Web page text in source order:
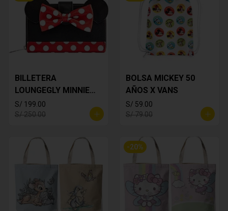
BILLETERA
LOUNGEGLY MINNIE
MOUSE
S/ 199.00
S/ 250.00
BOLSA MICKEY 50
AÑOS X VANS
S/ 59.00
S/ 79.00
-20%